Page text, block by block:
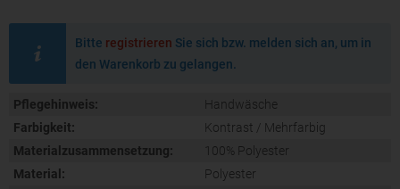
Bitte registrieren Sie sich bzw. melden sich an, um in
den Warenkorb zu gelangen.
Pflegehinweis:
Handwäsche
Farbigkeit:
Kontrast / Mehrfarbig
Materialzusammensetzung:
100% Polyester
Material:
Polyester